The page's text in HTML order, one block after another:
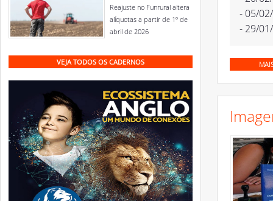
Reajuste no Funrural altera
alíquotas a partir de 1º de
abril de 2026
VEJA TODOS OS CADERNOS
- 05/
- 29/